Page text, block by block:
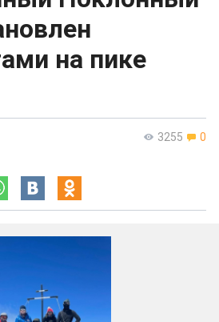
на пике
3255 0